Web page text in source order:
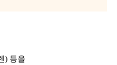
) 등을